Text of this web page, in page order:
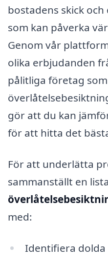
bostadens skick
som kan påverka
Genom vår
olika erbjudanden
pålitliga företag
gör att du kan
för att hitta det
För att underlätta
sammanställt en
med:
Identifiera dolda